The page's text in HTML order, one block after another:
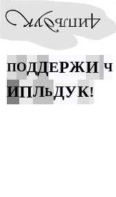
ПОДДЕРЖИ Ч
ИПЛЬДУК!